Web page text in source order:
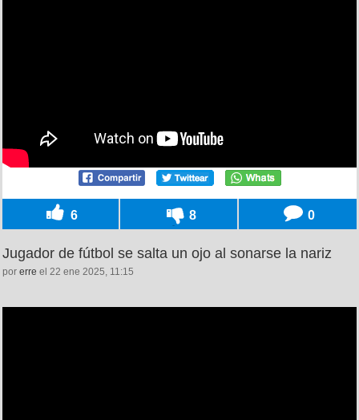
6 8 0
Jugador de fútbol se salta un ojo al sonarse la nariz
por erre el 22 ene 2025, 11:15